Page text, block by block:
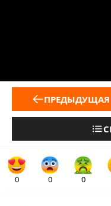
ПРЕДЫДУЩАЯ
0 0 0